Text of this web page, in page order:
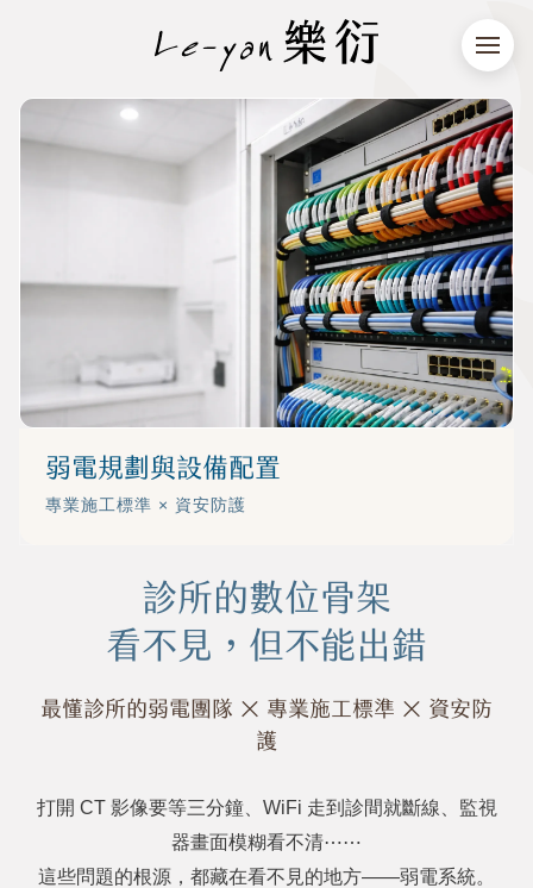
弱電規劃與設備配置
專業施工標準 × 資安防護
診所的數位骨架
看不見，但不能出錯
最懂診所的弱電團隊 × 專業施工標準 × 資安防
護
打開 CT 影像要等三分鐘、WiFi 走到診間就斷線、監視
器畫面模糊看不清⋯⋯
這些問題的根源，都藏在看不見的地方——弱電系統。